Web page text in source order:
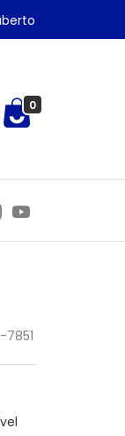
0